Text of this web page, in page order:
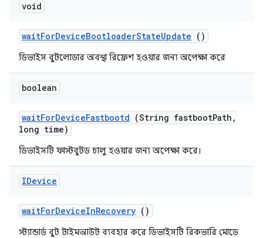
void
waitForDeviceBootloaderStateUpdate ()
ডিভাইস বুটলোডার অবস্থা রিফ্রেশ হওয়ার জন্য অপেক্ষা করে
boolean
waitForDeviceFastbootd (String fastbootPath ,
long time)
ডিভাইসটি ফাস্টবুটড চালু হওয়ার জন্য অপেক্ষা করে।
IDevice
waitForDeviceInRecovery ()
স্ট্যান্ডার্ড বুট টাইমআউট ব্যবহার করে ডিভাইসটি রিকভারি মোডে